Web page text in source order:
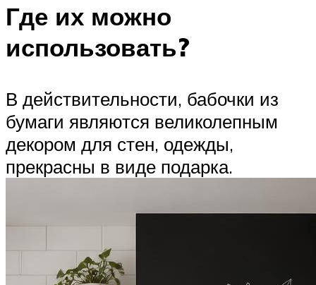
Где их можно
использовать?
В действительности, бабочки из
бумаги являются великолепным
декором для стен, одежды,
прекрасны в виде подарка.